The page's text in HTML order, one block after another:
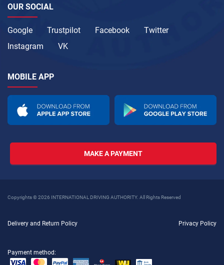
OUR SOCIAL
Google Trustpilot Facebook
Twitter
Instagram
VK
MOBILE APP
MAKE A PAYMENT
Copyrights © 2026 INTERNATIONAL DRIVING AUTHORITY. All Rights Reserved
Delivery and Return Policy Privacy Policy
Payment method: